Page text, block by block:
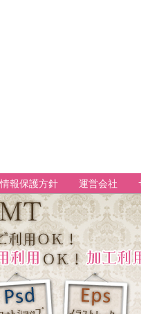
報保護方針 運営会社